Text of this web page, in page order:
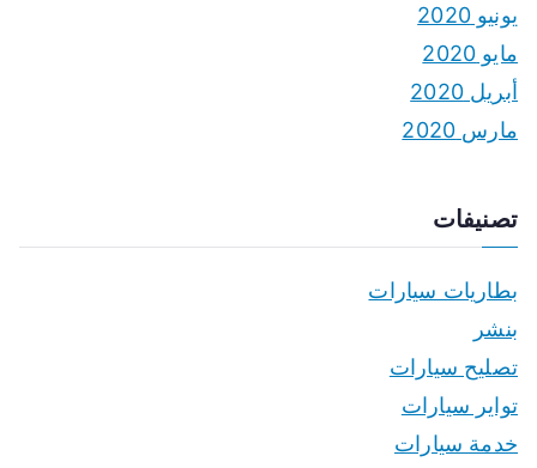
يونيو 2020
مايو 2020
أبريل 2020
مارس 2020
تصنيفات
بطاريات سيارات
بنشر
تصليح سيارات
تواير سيارات
خدمة سيارات